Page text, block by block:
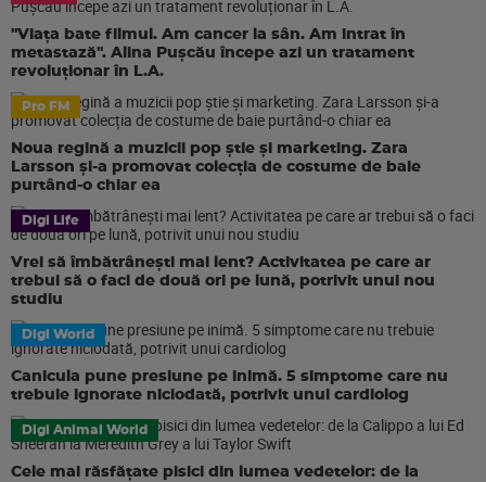
"Viața bate filmul. Am cancer la sân. Am intrat în
metastază". Alina Pușcău începe azi un tratament
revoluționar în L.A.
Pro FM
Noua regină a muzicii pop știe și marketing. Zara
Larsson și-a promovat colecția de costume de baie
purtând-o chiar ea
Digi Life
Vrei să îmbătrânești mai lent? Activitatea pe care ar
trebui să o faci de două ori pe lună, potrivit unui nou
studiu
Digi World
Canicula pune presiune pe inimă. 5 simptome care nu
trebuie ignorate niciodată, potrivit unui cardiolog
Digi Animal World
Cele mai răsfățate pisici din lumea vedetelor: de la